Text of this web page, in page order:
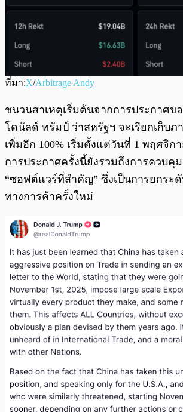
ที่มา:X/Arbitrage Andy
ชนวนสาเหตุเริ่มต้นจากการประกาศข
โดนัลด์ ทรัมป์ ว่าสหรัฐฯ จะเรียกเก็บภ
เพิ่มอีก 100% เริ่มตั้งแต่วันที่ 1 พฤศจิก
การประกาศครั้งนี้ยังรวมถึงการควบคุ
“ซอฟต์แวร์ที่สำคัญ” ซึ่งเป็นการยกระ
ทางการค้าครั้งใหม่